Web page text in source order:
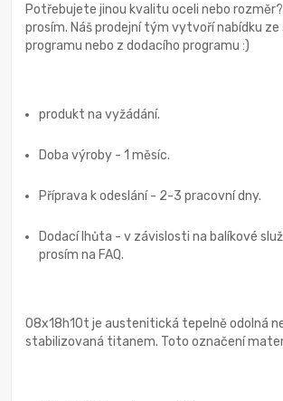
Potřebujete jinou kvalitu oceli nebo
prosím. Náš prodejní tým vytvoří nabídku ze
programu nebo z dodacího programu :)
produkt na vyžádání.
Doba výroby - 1 měsíc.
Příprava k odeslání - 2-3 pracovní dny.
Dodací lhůta - v závislosti na balíkové
prosím na FAQ.
08x18h10t je austenitická tepelně odolná
stabilizovaná titanem. Toto označení